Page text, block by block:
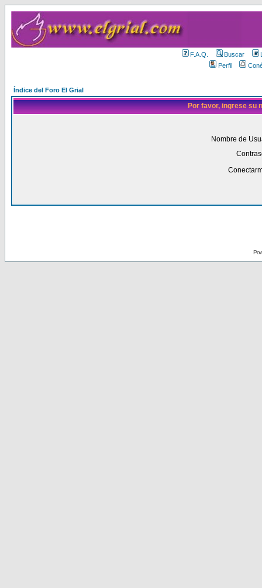
F.A.Q. Buscar
Perfil
Índice del Foro El Grial
Por favor, ingrese su
Nombre de